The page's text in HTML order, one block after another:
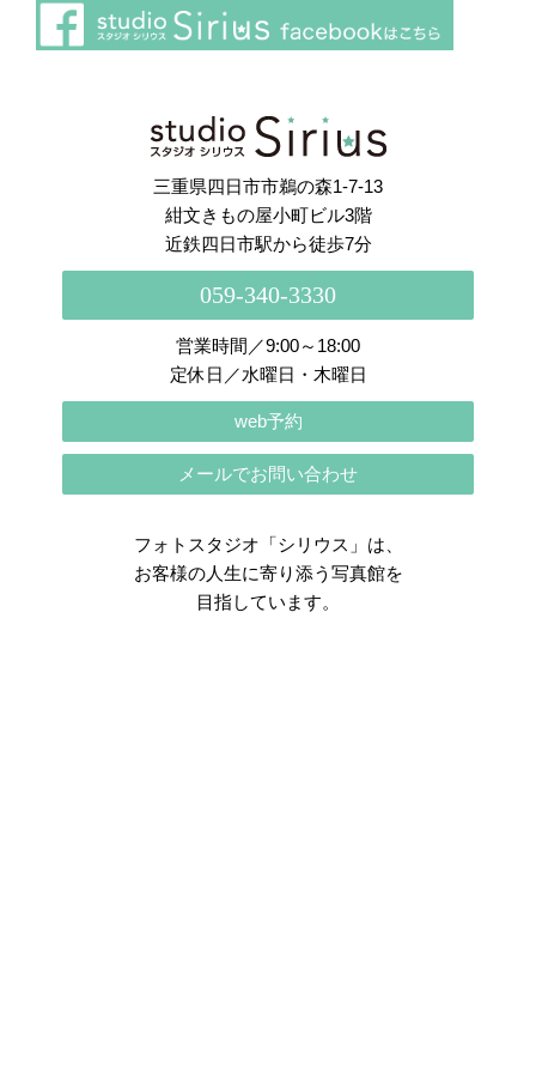
Instagram でフォロー
三重県四日市市鵜の森1-7-13
紺文きもの屋小町ビル3階
近鉄四日市駅から徒歩7分
059-340-3330
営業時間／9:00～18:00
定休日／水曜日・木曜日
web予約
メールでお問い合わせ
フォトスタジオ「シリウス」は、
お客様の人生に寄り添う写真館を
目指しています。